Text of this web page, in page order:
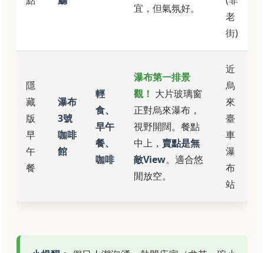
宜，但氣氛好。
老
街)
隱
藏
版
早
午
餐
瀑布
3號
咖啡
館
輕
食、
早午
餐、
咖啡
瀑布第一排景
觀！ 大片玻璃窗
正對烏來瀑布，
視野開闊。餐點
中上， 賣點是無
敵View。適合悠
閒放空。
近
烏
來
臺
車
瀑
布
站